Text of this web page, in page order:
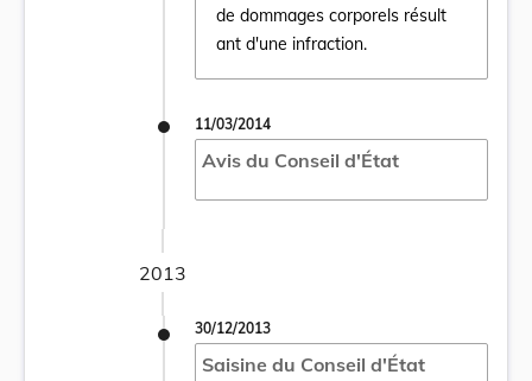
de dommages corporels résult
ant d'une infraction.
11/03/2014
Avis du Conseil d'État
2013
30/12/2013
Saisine du Conseil d'État